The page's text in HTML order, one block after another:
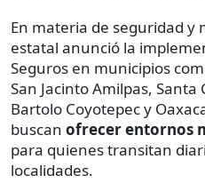
En materia de seguridad y
estatal anunció la
Seguros en municipios
San Jacinto Amilpas, Santa
Bartolo Coyotepec y
buscan ofrecer entornos
para quienes transitan
localidades.